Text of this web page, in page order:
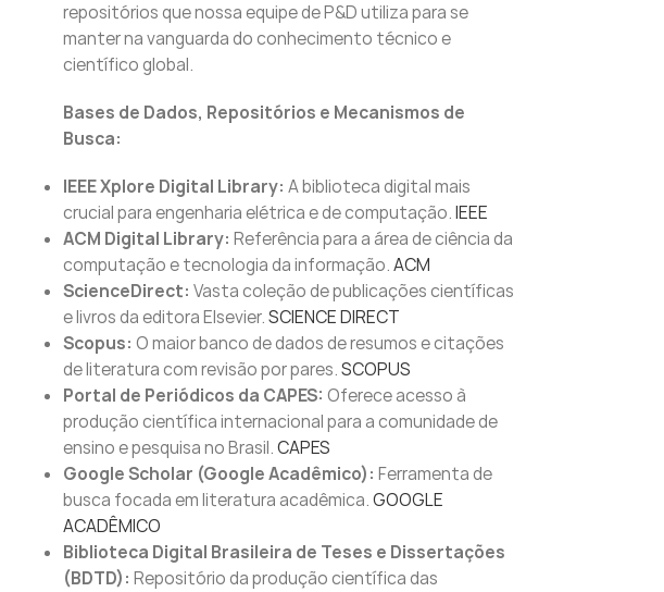
repositórios que nossa equipe de P&D utiliza para se
manter na vanguarda do conhecimento técnico e
científico global.
Bases de Dados, Repositórios e Mecanismos de
Busca:
IEEE Xplore Digital Library: A biblioteca digital mais
crucial para engenharia elétrica e de computação.IEEE
ACM Digital Library: Referência para a área de ciência da
computação e tecnologia da informação.ACM
ScienceDirect: Vasta coleção de publicações científicas
e livros da editora Elsevier.SCIENCE DIRECT
Scopus: O maior banco de dados de resumos e citações
de literatura com revisão por pares.SCOPUS
Portal de Periódicos da CAPES: Oferece acesso à
produção científica internacional para a comunidade de
ensino e pesquisa no Brasil.CAPES
Google Scholar (Google Acadêmico): Ferramenta de
busca focada em literatura acadêmica.GOOGLE
ACADÊMICO
Biblioteca Digital Brasileira de Teses e Dissertações
(BDTD): Repositório da produção científica das